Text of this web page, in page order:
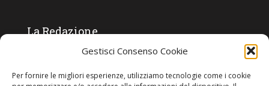
Gestisci Consenso Cookie
Per fornire le migliori esperienze, utilizziamo tecnologie come i cookie
La Redazione
Critica Letteraria:Ambrogio Bianchi